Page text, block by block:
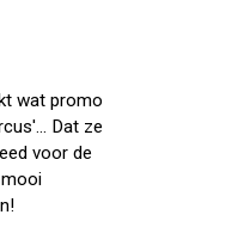
wat promo
Dat ze
voor de